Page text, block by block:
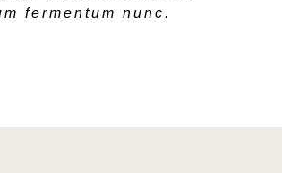
fermentum nunc.